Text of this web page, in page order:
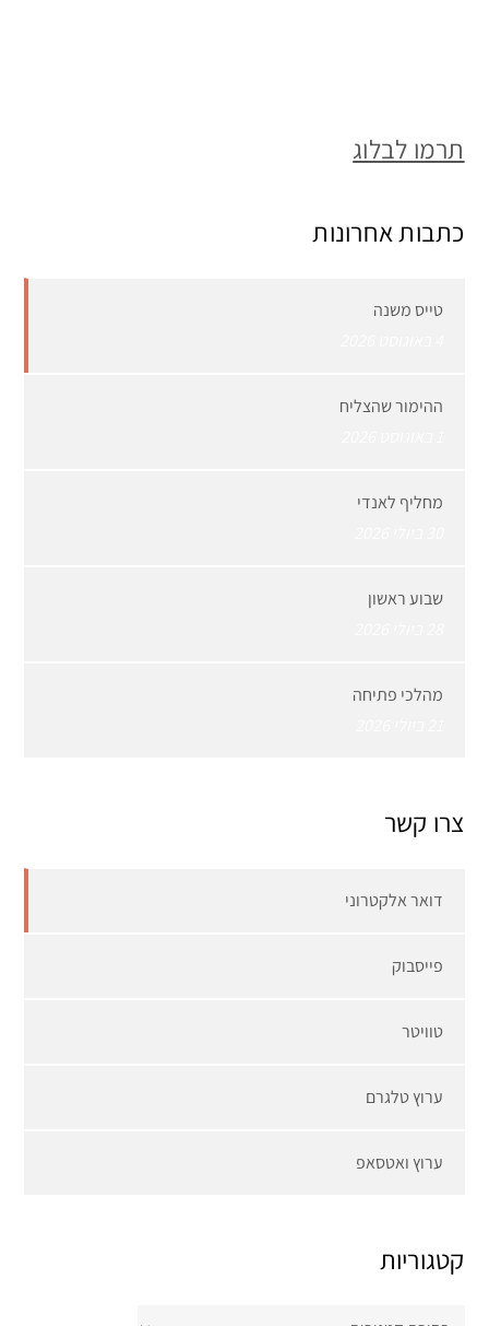
תרמו לבלוג
כתבות אחרונות
טייס משנה
ההימור שהצליח
מחליף לאנדי
שבוע ראשון
מהלכי פתיחה
צרו קשר
דואר אלקטרוני
פייסבוק
טוויטר
ערוץ טלגרם
ערוץ ואטסאפ
קטגוריות